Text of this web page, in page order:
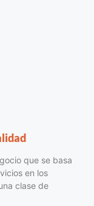
que se basa
en los
clase de